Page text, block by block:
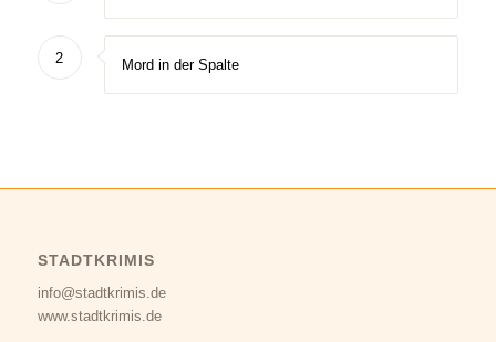
2 Mord in der Spalte
STADTKRIMIS
info@stadtkrimis.de
www.stadtkrimis.de